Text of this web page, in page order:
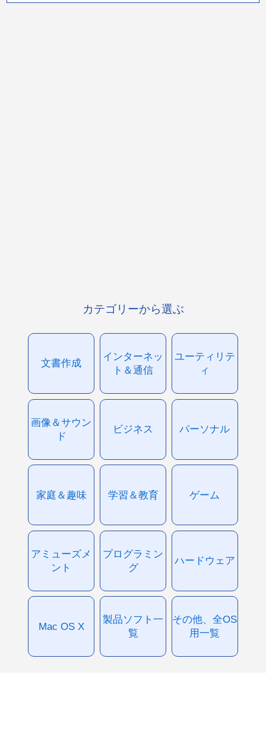
カテゴリーから選ぶ
文書作成
インターネッ
ト＆通信
ユーティリテ
ィ
画像＆サウン
ド
ビジネス パーソナル
家庭＆趣味 学習＆教育 ゲーム
アミューズメ
ント
プログラミン
グ
ハードウェア
Mac OS X
製品ソフト一
覧
その他、全OS
用一覧